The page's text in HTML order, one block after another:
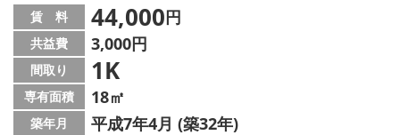
リフォーム のことなら！
オーナー様へ
住宅型有料老人 Ｆｌｅｕｒａｇｅ
賃 料 44,000円
共益費 3,000円
間取り 1K
専有面積 18㎡
築年月 平成7年4月 (築32年)